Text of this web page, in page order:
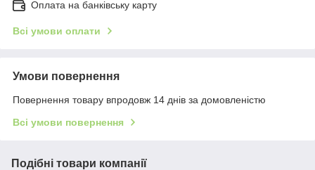
Оплата на банківську карту
Всі умови оплати
Умови повернення
Повернення товару впродовж 14 днів за домовленістю
Всі умови повернення
Подібні товари компанії